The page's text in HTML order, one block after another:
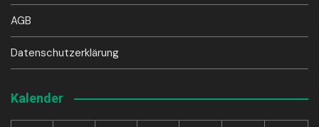
AGB
Datenschutzerklärung
Kalender